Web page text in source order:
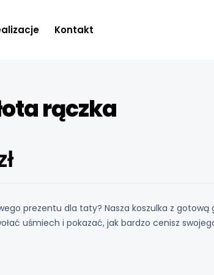
Kontakt
rączka
prezentu dla taty? Nasza koszulka z
uśmiech i pokazać, jak bardzo cenisz